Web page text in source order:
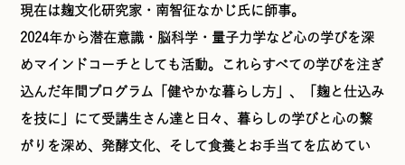
現在は麹文化研究家・南智征なかじ氏に師事。
2024年から潜在意識・脳科学・量子力学など心の学びを深
めマインドコーチとしても活動。これらすべての学びを注ぎ
込んだ年間プログラム「健やかな暮らし方」、「麹と仕込み
を技に」にて受講生さん達と日々、暮らしの学びと心の繋
がりを深め、発酵文化、そして食養とお手当てを広めてい